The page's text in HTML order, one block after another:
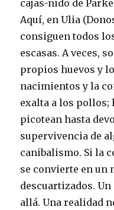
cajas-nido de
Aquí, en Ulia
consiguen todos
escasas. A veces,
propios huevos y
nacimientos y la
exalta a los pollos;
picotean hasta
supervivencia de
canibalismo. Si la
se convierte en un
descuartizados.
allá. Una realidad